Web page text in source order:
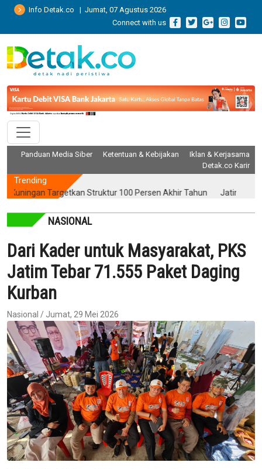
Info Detak.co | Jumat, 07 Agustus 2026
Connect with us
Panduan Media Siber Ketentuan & Kebijakan
Iklan & Kerjasama
Detak.co Karir
Trending
Targetkan Struktur 100 Persen Akhir Tahun Jatim Kinerja
NASIONAL
Dari Kader untuk Masyarakat, PKS
Jatim Tebar 71.555 Paket Daging
Kurban
Nasional / Jumat, 29 Mei 2026